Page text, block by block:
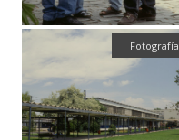
Fotografía